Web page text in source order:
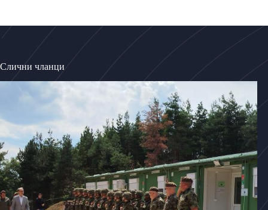
Слични чланци